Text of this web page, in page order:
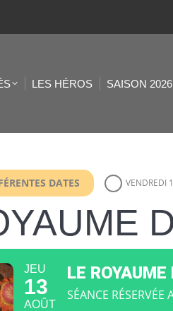
LES HÉROS SAISON 2026
DATES VENDREDI
JEU
13
AOÛT
LE
SÉANCE RÉSERVÉE